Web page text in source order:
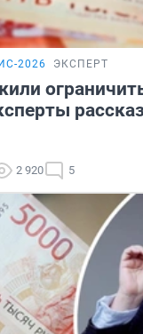
2026 ЭКСПЕРТ
2 920 5